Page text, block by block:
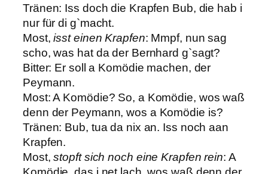
Tränen: Iss doch die Krapfen Bub, die hab i
nur für di g`macht.
Most, isst einen Krapfen: Mmpf, nun sag
scho, was hat da der Bernhard g`sagt?
Bitter: Er soll a Komödie machen, der
Peymann.
Most: A Komödie? So, a Komödie, wos waß
denn der Peymann, wos a Komödie is?
Tränen: Bub, tua da nix an. Iss noch aan
Krapfen.
Most,stopft sich noch eine Krapfen rein: A